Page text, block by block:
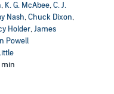
, K. G. McAbee,C. J.
Nash,Chuck Dixon,
Holder,James
Powell
min